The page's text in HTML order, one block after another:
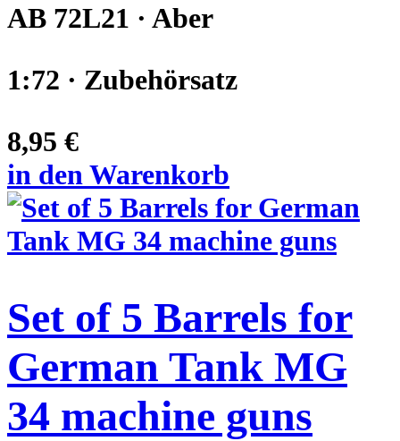
AB 72L21 · Aber
1:72 · Zubehörsatz
8,95 €
in den Warenkorb
Set of 5 Barrels for
German Tank MG
34 machine guns